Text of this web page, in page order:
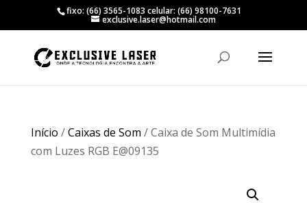
fixo: (66) 3565-1083 celular: (66) 98100-7631
exclusive.laser@hotmail.com
Início /Caixas de Som / Caixa de Som Multimídia
com Luzes RGB E@09135